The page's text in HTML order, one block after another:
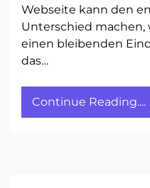
Webseite kann den
Unterschied
einen bleibenden
das…
Continue Reading....